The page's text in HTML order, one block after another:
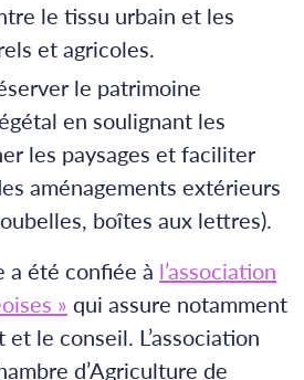
le tissu urbain et les
et agricoles.
le patrimoine
en soulignant les
les paysages et faciliter
aménagements extérieurs
boîtes aux lettres).
a été confiée à l’association
» qui assure notamment
et le conseil. L’association
d’Agriculture de